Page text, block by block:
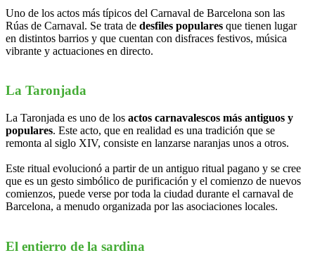
Uno de los actos más típicos del Carnaval de Barcelona son las
Rúas de Carnaval. Se trata de desfiles populares que tienen lugar
en distintos barrios y que cuentan con disfraces festivos, música
vibrante y actuaciones en directo.
La Taronjada
La Taronjada es uno de los actos carnavalescos más antiguos y
populares. Este acto, que en realidad es una tradición que se
remonta al siglo XIV, consiste en lanzarse naranjas unos a otros.
Este ritual evolucionó a partir de un antiguo ritual pagano y se cree
que es un gesto simbólico de purificación y el comienzo de nuevos
comienzos, puede verse por toda la ciudad durante el carnaval de
Barcelona, a menudo organizada por las asociaciones locales.
El entierro de la sardina